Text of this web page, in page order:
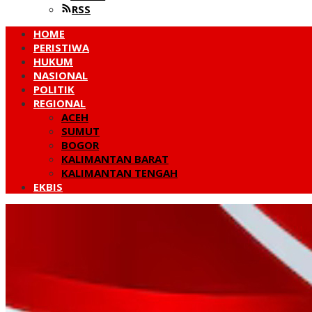
RSS
HOME
PERISTIWA
HUKUM
NASIONAL
POLITIK
REGIONAL
ACEH
SUMUT
BOGOR
KALIMANTAN BARAT
KALIMANTAN TENGAH
EKBIS